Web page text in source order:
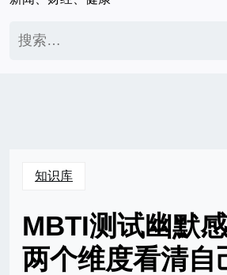
索：
知识库
MBTI测试幽默
两个维度看清自